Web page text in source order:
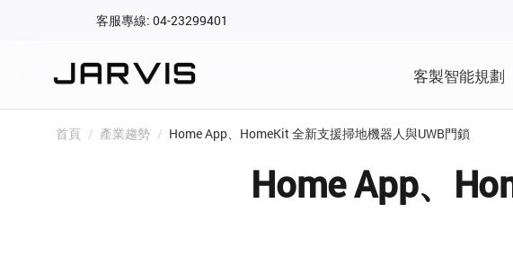
客服專線: 04-23299401
客製智能規劃
首頁 / 產業趨勢 / Home App、HomeKit 全新支援掃地機器人與UWB門鎖
Home App、
快速連結
智能門鎖